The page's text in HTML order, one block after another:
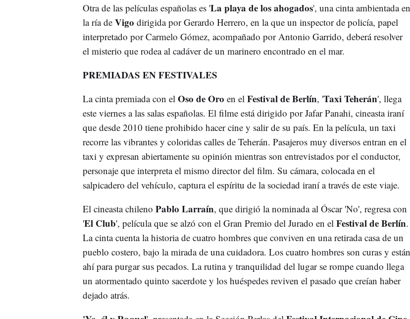
Otra de las películas españolas es 'La playa de los ahogados', una cinta ambientada en
la ría de Vigo dirigida por Gerardo Herrero, en la que un inspector de policía, papel
interpretado por Carmelo Gómez, acompañado por Antonio Garrido, deberá resolver
el misterio que rodea al cadáver de un marinero encontrado en el mar.
PREMIADAS EN FESTIVALES
La cinta premiada con el Oso de Oro en elFestival de Berlín, 'Taxi Teherán', llega
este viernes a las salas españolas. El filme está dirigido por Jafar Panahi, cineasta iraní
que desde 2010 tiene prohibido hacer cine y salir de su país. En la película, un taxi
recorre las vibrantes y coloridas calles de Teherán. Pasajeros muy diversos entran en el
taxi y expresan abiertamente su opinión mientras son entrevistados por el conductor,
personaje que interpreta el mismo director del film. Su cámara, colocada en el
salpicadero del vehículo, captura el espíritu de la sociedad iraní a través de este viaje.
El cineasta chileno Pablo Larraín, que dirigió la nominada al Óscar 'No', regresa con
'El Club', película que se alzó con el Gran Premio del Jurado en elFestival de Berlín.
La cinta cuenta la historia de cuatro hombres que conviven en una retirada casa de un
pueblo costero, bajo la mirada de una cuidadora. Los cuatro hombres son curas y están
ahí para purgar sus pecados. La rutina y tranquilidad del lugar se rompe cuando llega
un atormentado quinto sacerdote y los huéspedes reviven el pasado que creían haber
dejado atrás.